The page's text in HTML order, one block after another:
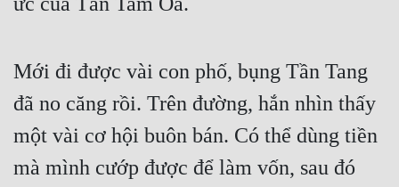
Mới đi được vài con phố, bụng Tần Tang
đã no căng rồi. Trên đường, hắn nhìn thấy
một vài cơ hội buôn bán. Có thể dùng tiền
mà mình cướp được để làm vốn, sau đó